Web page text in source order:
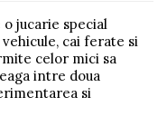
jucarie special
cai ferate si
celor mici sa
intre doua
si